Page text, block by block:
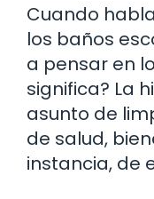
Cuando
los baños
a pensar en
significa? La
asunto de
de salud,
instancia, de